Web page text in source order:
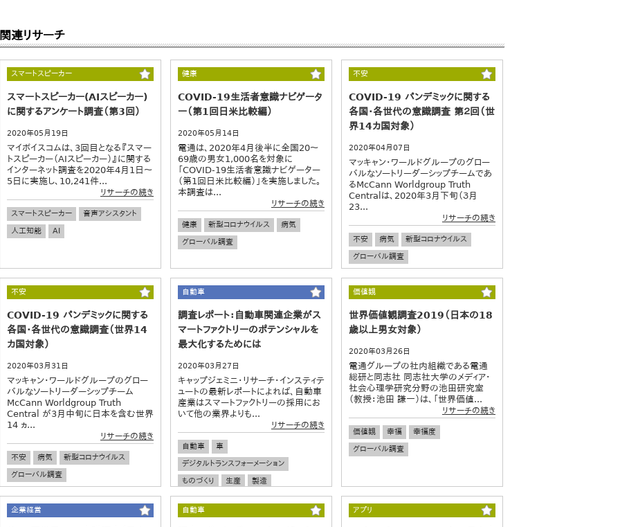
関連リサーチ
スマートスピーカー
スマートスピーカー(AIスピーカー)
に関するアンケート調査（第3回）
2020年05月19日
マイボイスコムは、3回目となる『スマー
トスピーカー（AIスピーカー）』に関する
インターネット調査を2020年4月1日～
5日に実施し、10,241件...
リサーチの続き
スマートスピーカー
音声アシスタント
人工知能
AI
健康
COVID-19生活者意識ナビゲータ
ー（第1回日米比較編）
2020年05月14日
電通は、2020年4月後半に全国20～
69歳の男女1,000名を対象に
「COVID-19生活者意識ナビゲーター
（第1回日米比較編）」を実施しました。
本調査は...
リサーチの続き
健康 新型コロナウイルス
病気
グローバル調査
不安
COVID-19 パンデミックに関する
各国・各世代の意識調査 第２回（世
界14カ国対象）
2020年04月07日
マッキャン・ワールドグループのグロー
バルなソートリーダーシップチームであ
るMcCann Worldgroup Truth
Centralは、2020年3月下旬（３月
23...
リサーチの続き
不安 病気
新型コロナウイルス
グローバル調査
不安
COVID-19 パンデミックに関する
各国・各世代の意識調査（世界14
カ国対象）
2020年03月31日
マッキャン・ワールドグループのグロー
バルなソートリーダーシップチーム
McCann Worldgroup Truth
Central が3月中旬に日本を含む世界
14 ヵ...
リサーチの続き
不安 病気
新型コロナウイルス
グローバル調査
自動車
調査レポート：自動車関連企業がス
マートファクトリーのポテンシャルを
最大化するためには
2020年03月27日
キャップジェミニ・リサーチ・インスティテ
ュートの最新レポートによれば、自動車
産業はスマートファクトリーの採用にお
いて他の業界よりも...
リサーチの続き
自動車
車
デジタルトランスフォーメーション
ものづくり
生産
製造
スマートファクトリー
グローバル調査
価値観
世界価値観調査2019（日本の18
歳以上男女対象）
2020年03月26日
電通グループの社内組織である電通
総研と同志社 同志社大学のメディア・
社会心理学研究分野の池田研究室
（教授：池田 謙一）は、「世界価値...
リサーチの続き
価値観 幸福
幸福度
グローバル調査
企業経営 自動車 アプリ